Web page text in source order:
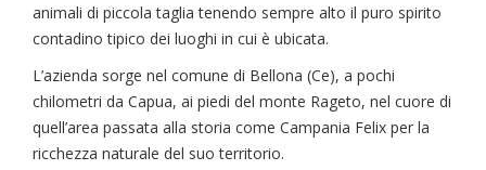
animali di piccola taglia tenendo sempre alto il puro spirito
contadino tipico dei luoghi in cui è ubicata.
L’azienda sorge nel comune di Bellona (Ce), a pochi
chilometri da Capua, ai piedi del monte Rageto, nel cuore di
quell’area passata alla storia come Campania Felix per la
ricchezza naturale del suo territorio.